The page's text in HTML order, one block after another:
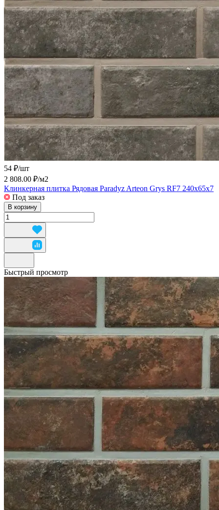
54 ₽/шт
2 808.00 ₽/м2
Клинкерная плитка Рядовая Paradyz Arteon Grys RF7 240x65x7
Под заказ
В корзину
Быстрый просмотр